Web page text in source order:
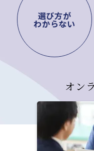
選び方が
わからない
オン